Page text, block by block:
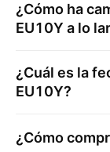
¿Cómo ha
EU10Y a lo
¿Cuál es la
EU10Y?
¿Cómo